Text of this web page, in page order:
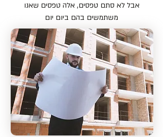
אבל לא סתם טפסים, אלה טפסים שאנו
משתמשים בהם ביום יום